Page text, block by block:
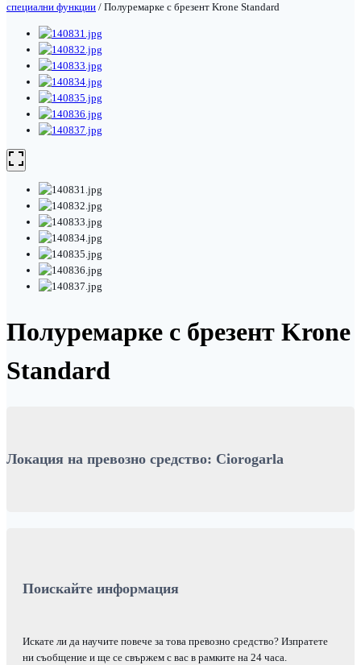
специални функции / Полуремарке с брезент Krone Standard
Полуремарке с брезент Krone
Standard
Локация на превозно средство: Ciorogarla
Поискайте информация
Искате ли да научите повече за това превозно средство? Изпратете
ни съобщение и ще се свържем с вас в рамките на 24 часа.